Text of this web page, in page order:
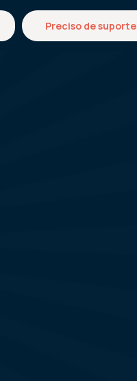
Preciso de suporte